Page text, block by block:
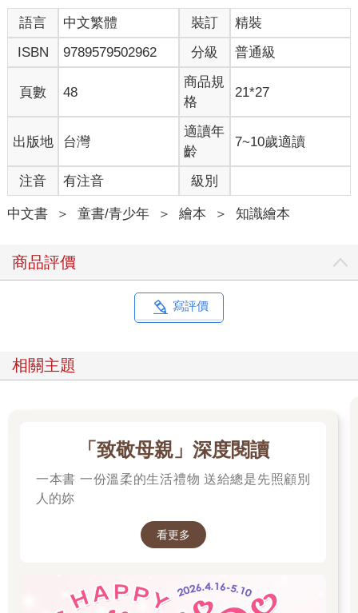
語言 中文繁體 裝訂
精裝
ISBN
9789579502962 分級 普通級
頁數 48
商品規
格
21*27
出版地 台灣
適讀年
齡
7~10歲適讀
注音 有注音 級別
中文書 ＞ 童書/青少年 ＞ 繪本 ＞ 知識繪本
商品評價
寫評價
相關主題
「致敬母親」深度閱讀
一本書 一份溫柔的生活禮物 送給總是先照顧別
人的妳
看更多